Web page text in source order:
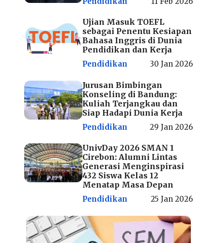
Ujian Masuk TOEFL
sebagai Penentu Kesiapan
Bahasa Inggris di Dunia
Pendidikan dan Kerja
Pendidikan 30 Jan 2026
Jurusan Bimbingan
Konseling di Bandung:
Kuliah Terjangkau dan
Siap Hadapi Dunia Kerja
Pendidikan 29 Jan 2026
UnivDay 2026 SMAN 1
Cirebon: Alumni Lintas
Generasi Menginspirasi
432 Siswa Kelas 12
Menatap Masa Depan
Pendidikan 25 Jan 2026